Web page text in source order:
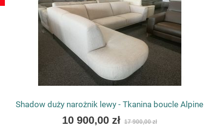
Shadow duży narożnik lewy - Tkanina boucle Alpine
Special
10 900,00 zł 17 900,00 zł